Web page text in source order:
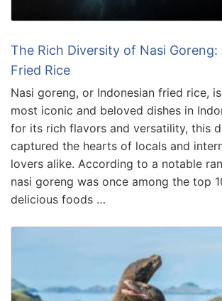
The Rich Diversity of Nasi Goreng:
Fried Rice
Nasi goreng, or Indonesian fried rice,
most iconic and beloved dishes in
for its rich flavors and versatility, this
captured the hearts of locals and
lovers alike. According to a notable
nasi goreng was once among the top
delicious foods …